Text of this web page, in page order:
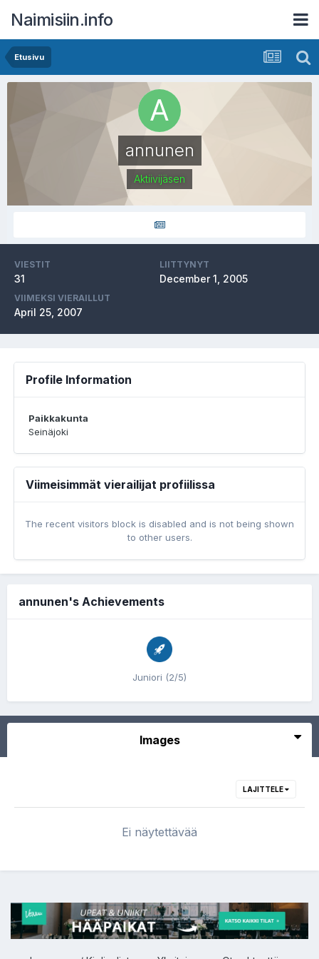
Naimisiin.info
Etusivu
annunen
Aktiivijäsen
VIESTIT
31
LIITTYNYT
December 1, 2005
VIIMEKSI VIERAILLUT
April 25, 2007
Profile Information
Paikkakunta
Seinäjoki
Viimeisimmät vierailijat profiilissa
The recent visitors block is disabled and is not being shown
to other users.
annunen's Achievements
Juniori (2/5)
Images
LAJITTELE
Ei näytettävää